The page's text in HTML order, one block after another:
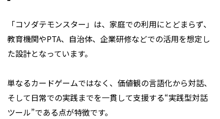
「コソダテモンスター」は、家庭での利用にとどまらず、
教育機関やPTA、自治体、企業研修などでの活用を想定し
た設計となっています。
単なるカードゲームではなく、価値観の言語化から対話、
そして日常での実践までを一貫して支援する“実践型対話
ツール”である点が特徴です。